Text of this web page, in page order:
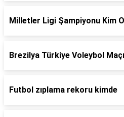
Milletler Ligi Şampiyonu Kim
Brezilya Türkiye Voleybol
Futbol zıplama rekoru kimde